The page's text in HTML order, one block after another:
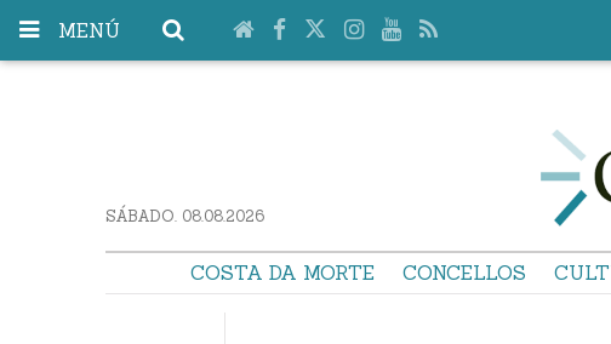
MENÚ
SÁBADO. 08.08.2026
COSTA DA MORTE CONCELLOS